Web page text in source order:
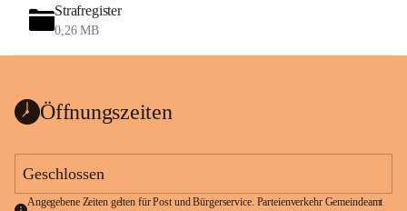
Strafregister
0,26 MB
Öffnungszeiten
Geschlossen
Angegebene Zeiten gelten für Post und Bürgerservice. Parteienverkehr Gemeindeamt